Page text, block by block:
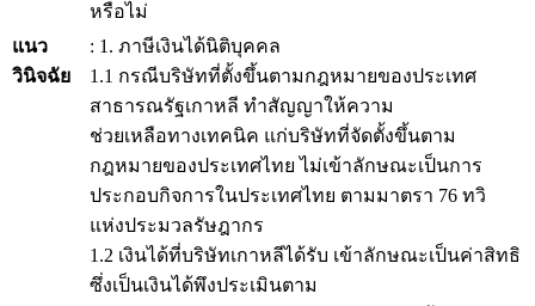
หรือไม่
แนว
วินิจฉัย
: 1. ภาษีเงินได้นิติบุคคล
1.1 กรณีบริษัทที่ตั้งขึ้นตามกฎหมายของประเทศ
สาธารณรัฐเกาหลี ทำสัญญาให้ความ
ช่วยเหลือทางเทคนิค แก่บริษัทที่จัดตั้งขึ้นตาม
กฎหมายของประเทศไทย ไม่เข้าลักษณะเป็นการ
ประกอบกิจการในประเทศไทย ตามมาตรา 76 ทวิ
แห่งประมวลรัษฎากร
1.2 เงินได้ที่บริษัทเกาหลีได้รับ เข้าลักษณะเป็นค่าสิทธิ
ซึ่งเป็นเงินได้พึงประเมินตาม